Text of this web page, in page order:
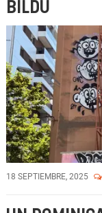
BILDU
18 SEPTIEMBRE, 2025